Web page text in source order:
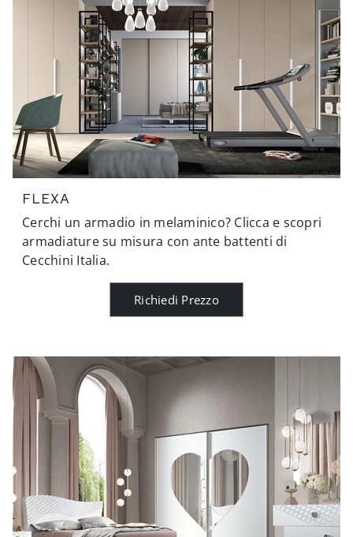
FLEXA
Cerchi un armadio in melaminico? Clicca e scopri
armadiature su misura con ante battenti di
Cecchini Italia.
Richiedi Prezzo